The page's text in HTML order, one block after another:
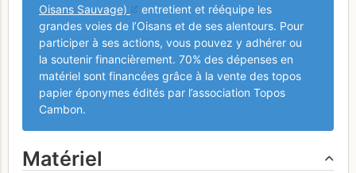
Oisans Sauvage)
entretient et rééquipe les
grandes voies de l’Oisans et de ses alentours. Pour
participer à ses actions, vous pouvez y adhérer ou
la soutenir financièrement. 70% des dépenses en
matériel sont financées grâce à la vente des topos
papier éponymes édités par l’association Topos
Cambon.
Matériel